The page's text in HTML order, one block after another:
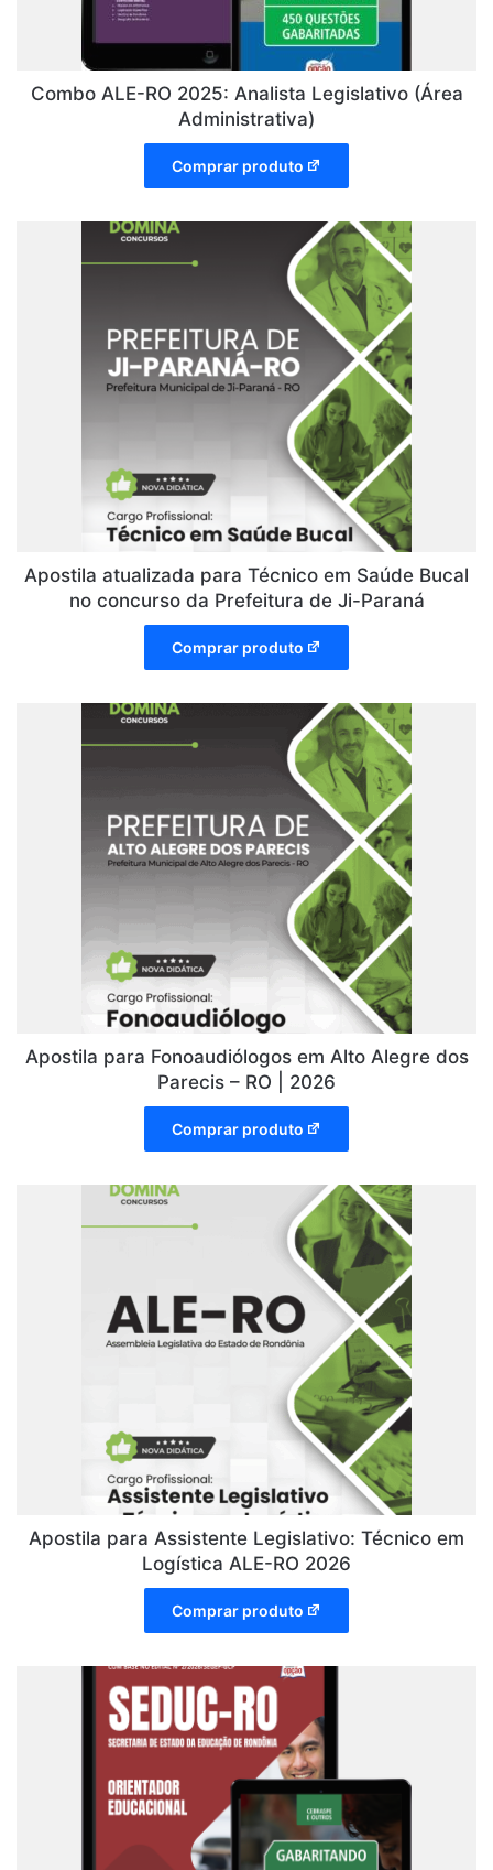
Combo ALE-RO 2025: Analista Legislativo (Área
Administrativa)
Comprar produto
Apostila atualizada para Técnico em Saúde Bucal
no concurso da Prefeitura de Ji-Paraná
Comprar produto
Apostila para Fonoaudiólogos em Alto Alegre dos
Parecis – RO | 2026
Comprar produto
Apostila para Assistente Legislativo: Técnico em
Logística ALE-RO 2026
Comprar produto